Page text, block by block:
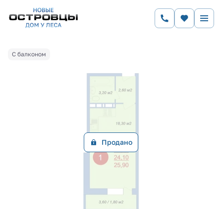
Студия25.9 м 2
Цена по запросу
Ипотекаот 18 948 руб.
С балконом
Продано